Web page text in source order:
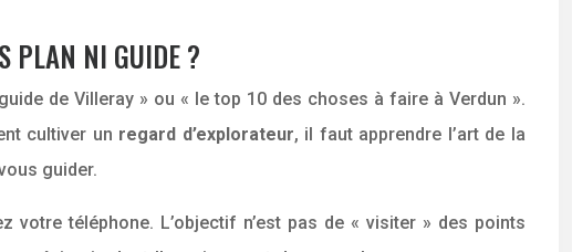
PLAN NI GUIDE ?
de Villeray » ou « le top 10 des choses à faire à Verdun ».
cultiver un regard d’explorateur, il faut apprendre l’art de la
guider.
téléphone. L’objectif n’est pas de « visiter » des points